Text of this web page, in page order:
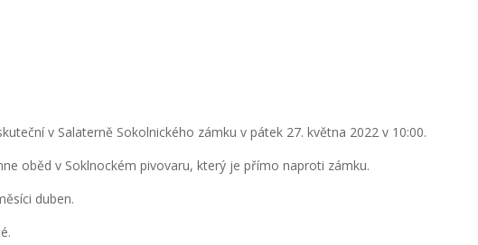
v Salaterně Sokolnického zámku v pátek 27. května 2022 v 10:00.
oběd v Soklnockém pivovaru, který je přímo naproti zámku.
duben.